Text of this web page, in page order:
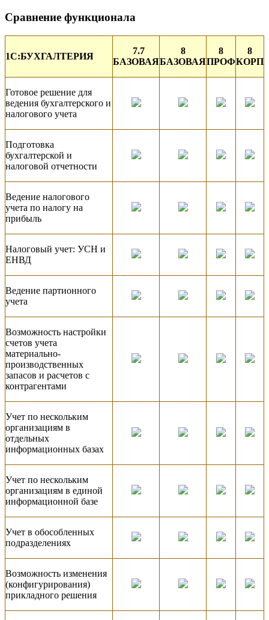
Сравнение функционала
1С:БУХГАЛТЕРИЯ
7.7
БАЗОВАЯ
8
БАЗОВАЯ
8
ПРОФ
8
КОРП
Готовое решение для
ведения бухгалтерского и
налогового учета
Подготовка
бухгалтерской и
налоговой отчетности
Ведение налогового
учета по налогу на
прибыль
Налоговый учет: УСН и
ЕНВД
Ведение партионного
учета
Возможность настройки
счетов учета
материально-
производственных
запасов и расчетов с
контрагентами
Учет по нескольким
организациям в
отдельных
информационных базах
Учет по нескольким
организациям в единой
информационной базе
Учет в обособленных
подразделениях
Возможность изменения
(конфигурирования)
прикладного решения